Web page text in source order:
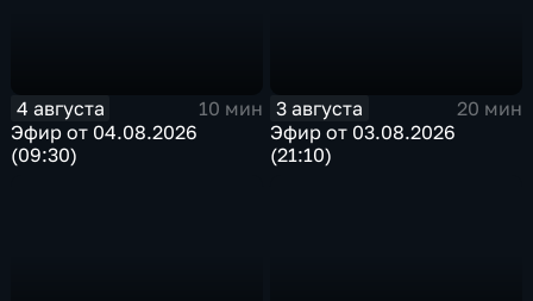
4 августа
10 мин
Эфир от 04.08.2026
(09:30)
3 августа
20 мин
Эфир от 03.08.2026
(21:10)